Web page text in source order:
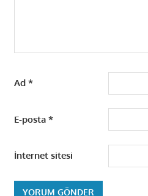
Ad *
E-posta *
İnternet sitesi